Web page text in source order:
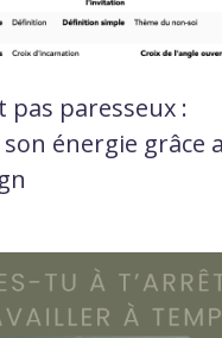
pas paresseux :
énergie grâce